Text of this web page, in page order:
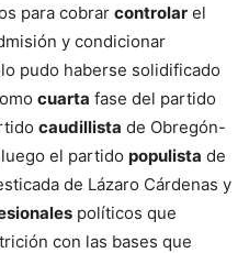
para cobrar controlar el
y condicionar
pudo haberse solidificado
cuarta fase del partido
caudillista de Obregón-
el partido populista de
de Lázaro Cárdenas y
políticos que
con las bases que